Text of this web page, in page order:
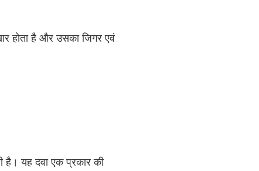
होता है और उसका जिगर एवं
है। यह दवा एक प्रकार की